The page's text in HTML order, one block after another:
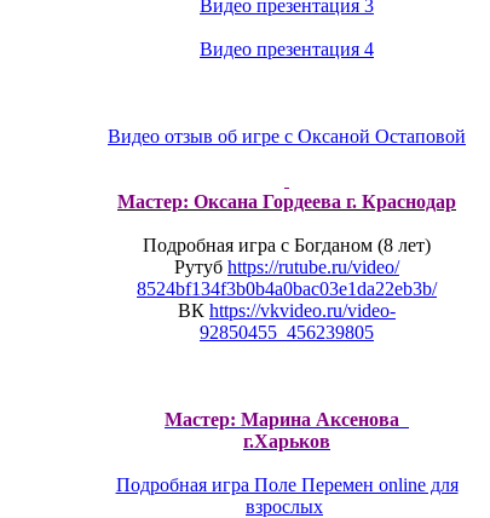
Видео презентация 3
Видео презентация 4
Видео отзыв об игре с Оксаной Остаповой
Мастер: Оксана Гордеева г. Краснодар
Подробная игра с Богданом (8 лет)
Рутуб https://rutube.ru/video/
8524bf134f3b0b4a0bac03e1da22eb3b/
ВК https://vkvideo.ru/video-
92850455_456239805
Мастер: Марина Аксенова
г.Харьков
Подробная игра Поле Перемен online для
взрослых